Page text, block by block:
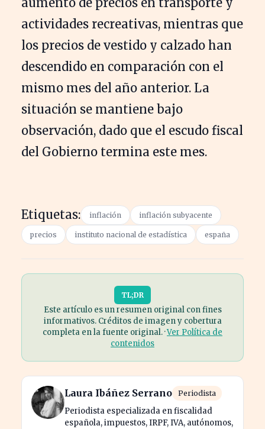
actividades recreativas, mientras que
los precios de vestido y calzado han
descendido en comparación con el
mismo mes del año anterior. La
situación se mantiene bajo
observación, dado que el escudo fiscal
del Gobierno termina este mes.
Etiquetas: inflación inflación subyacente
precios instituto nacional de estadística españa
TL;DR
Este artículo es un resumen original con fines
informativos. Créditos de imagen y cobertura
completa en la fuente original. ·Ver Política de
contenidos
Laura Ibáñez Serrano Periodista
Periodista especializada en fiscalidad
española, impuestos, IRPF, IVA, autónomos,